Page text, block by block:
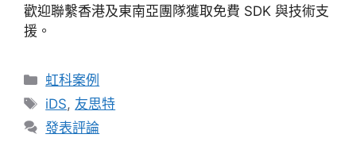
歡迎聯繫香港及東南亞團隊獲取免費 SDK 與技術支
援。
虹科案例
iDS, 友思特
發表評論